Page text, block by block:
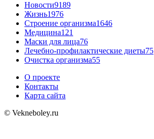
Новости9189
Жизнь1976
Строение организма1646
Медицина121
Маски для лица76
Лечебно-профилактические диеты75
Очистка организма55
О проекте
Контакты
Карта сайта
© Vekneboley.ru